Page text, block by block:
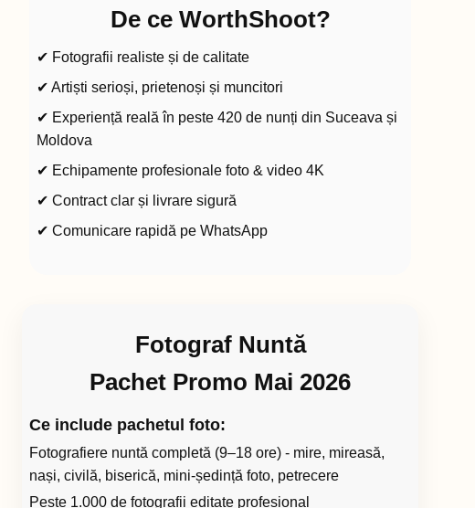
De ce WorthShoot?
✔ Fotografii realiste și de calitate
✔ Artiști serioși, prietenoși și muncitori
✔ Experiență reală în peste 420 de nunți din Suceava și
Moldova
✔ Echipamente profesionale foto & video 4K
✔ Contract clar și livrare sigură
✔ Comunicare rapidă pe WhatsApp
Fotograf Nuntă
Pachet Promo Mai 2026
Ce include pachetul foto:
Fotografiere nuntă completă (9–18 ore) - mire, mireasă,
nași, civilă, biserică, mini-ședință foto, petrecere
Peste 1.000 de fotografii editate profesional